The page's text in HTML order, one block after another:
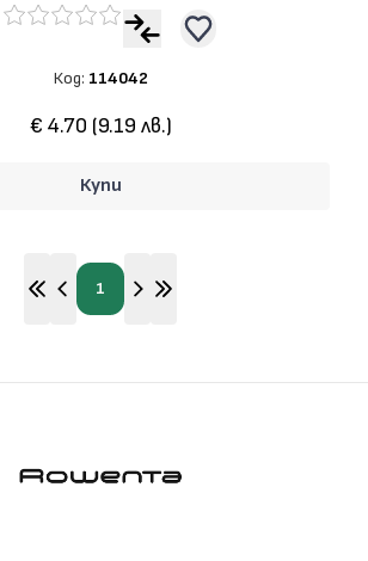
Код: 114042
€ 4.70 (9.19 лв.)
Купи
1